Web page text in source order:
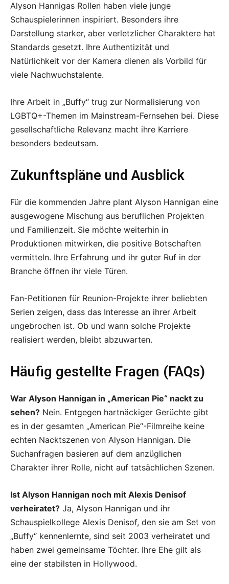
Alyson Hannigas Rollen haben viele junge
Schauspielerinnen inspiriert. Besonders ihre
Darstellung starker, aber verletzlicher Charaktere hat
Standards gesetzt. Ihre Authentizität und
Natürlichkeit vor der Kamera dienen als Vorbild für
viele Nachwuchstalente.
Ihre Arbeit in „Buffy“ trug zur Normalisierung von
LGBTQ+-Themen im Mainstream-Fernsehen bei. Diese
gesellschaftliche Relevanz macht ihre Karriere
besonders bedeutsam.
Zukunftspläne und Ausblick
Für die kommenden Jahre plant Alyson Hannigan eine
ausgewogene Mischung aus beruflichen Projekten
und Familienzeit. Sie möchte weiterhin in
Produktionen mitwirken, die positive Botschaften
vermitteln. Ihre Erfahrung und ihr guter Ruf in der
Branche öffnen ihr viele Türen.
Fan-Petitionen für Reunion-Projekte ihrer beliebten
Serien zeigen, dass das Interesse an ihrer Arbeit
ungebrochen ist. Ob und wann solche Projekte
realisiert werden, bleibt abzuwarten.
Häufig gestellte Fragen (FAQs)
War Alyson Hannigan in „American Pie“ nackt zu
sehen? Nein. Entgegen hartnäckiger Gerüchte gibt
es in der gesamten „American Pie“-Filmreihe keine
echten Nacktszenen von Alyson Hannigan. Die
Suchanfragen basieren auf dem anzüglichen
Charakter ihrer Rolle, nicht auf tatsächlichen Szenen.
Ist Alyson Hannigan noch mit Alexis Denisof
verheiratet? Ja, Alyson Hannigan und ihr
Schauspielkollege Alexis Denisof, den sie am Set von
„Buffy“ kennenlernte, sind seit 2003 verheiratet und
haben zwei gemeinsame Töchter. Ihre Ehe gilt als
eine der stabilsten in Hollywood.